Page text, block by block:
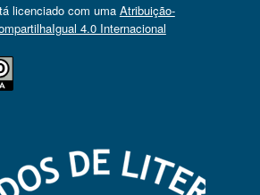
licenciado com uma Atribuição-
4.0 Internacional